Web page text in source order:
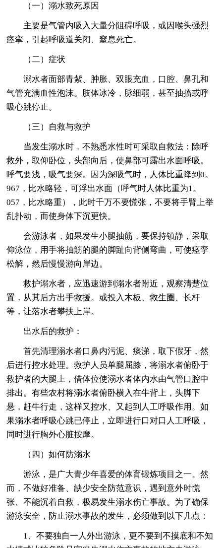
（一）溺水致死原因
主要是气管内吸入大量分阻碍呼吸，或因喉头强烈
痉挛，引起呼吸道关闭、窒息死亡。
（二）症状
溺水者面部青紫、肿胀、双眼充血，口腔、鼻孔和
气管充满血性泡沫。肢体冰冷，脉细弱，甚至抽搐或呼
吸心跳停止。
（三）自救与救护
当发生溺水时，不熟悉水性时可采取自救法：除呼
救外，取仰卧位，头部向后，使鼻部可露出水面呼吸。
呼气要浅，吸气要深。因为深吸气时，人体比重降到0。
967，比水略轻，可浮出水面（呼气时人体比重为1。
057，比水略重），此时千万不要慌张，不要将手臂上举
乱扑动，而使身体下沉更快。
会游泳者，如果发生小腿抽筋，要保持镇静，采取
仰泳位，用手将抽筋的腿的脚趾向背侧弯曲，可使痉挛
松解，然后慢慢游向岸边。
救护溺水者，应迅速游到溺水者附近，观察清楚位
置，从其后方出手救援。或投入木板、救生圈、长杆
等，让落水者攀扶上岸。
出水后的救护：
首先清理溺水者口鼻内污泥、痰涕，取下假牙，然
后进行控水处理。救护人员单腿屈膝，将溺水者俯卧于
救护者的大腿上，借体位使溺水者体内水由气管口腔中
排出。有些农村将溺水者俯卧横入在牛背上，头脚下
悬，赶牛行走，这样又控水、又起到人工呼吸作用。如
果溺水者呼吸心跳已停止，立即进行口对口人工呼吸，
同时进行胸外心脏按摩。
（四）如何防溺水
游泳，是广大青少年喜爱的体育锻炼项目之一。然
而，不做好准备、缺少安全防范意识，遇到意外时慌
张、不能沉着自救，极易发生溺水伤亡事故。为了确保
游泳安全，防止溺水事故的发生，必须做到以下几点：
1、不要独自一人外出游泳，更不要到不摸底和不知